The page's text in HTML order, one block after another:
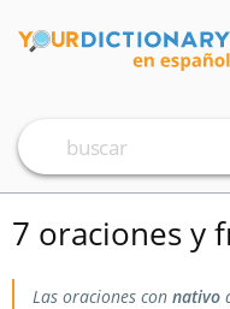
7 oraciones y
Las oraciones con nativo